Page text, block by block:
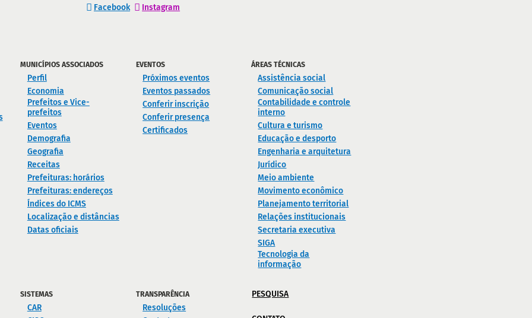
Facebook Instagram
MUNICÍPIOS ASSOCIADOS
Perfil
Economia
Prefeitos e Vice-
prefeitos
Eventos
Demografia
Geografia
Receitas
Prefeituras: horários
Prefeituras: endereços
Índices do ICMS
Localização e distâncias
Datas oficiais
EVENTOS
Próximos eventos
Eventos passados
Conferir inscrição
Conferir presença
Certificados
ÁREAS TÉCNICAS
Assistência social
Comunicação social
Contabilidade e controle
interno
Cultura e turismo
Educação e desporto
Engenharia e arquitetura
Jurídico
Meio ambiente
Movimento econômico
Planejamento territorial
Relações institucionais
Secretaria executiva
SIGA
Tecnologia da
informação
SISTEMAS
CAR
TRANSPARÊNCIA
Resoluções
PESQUISA